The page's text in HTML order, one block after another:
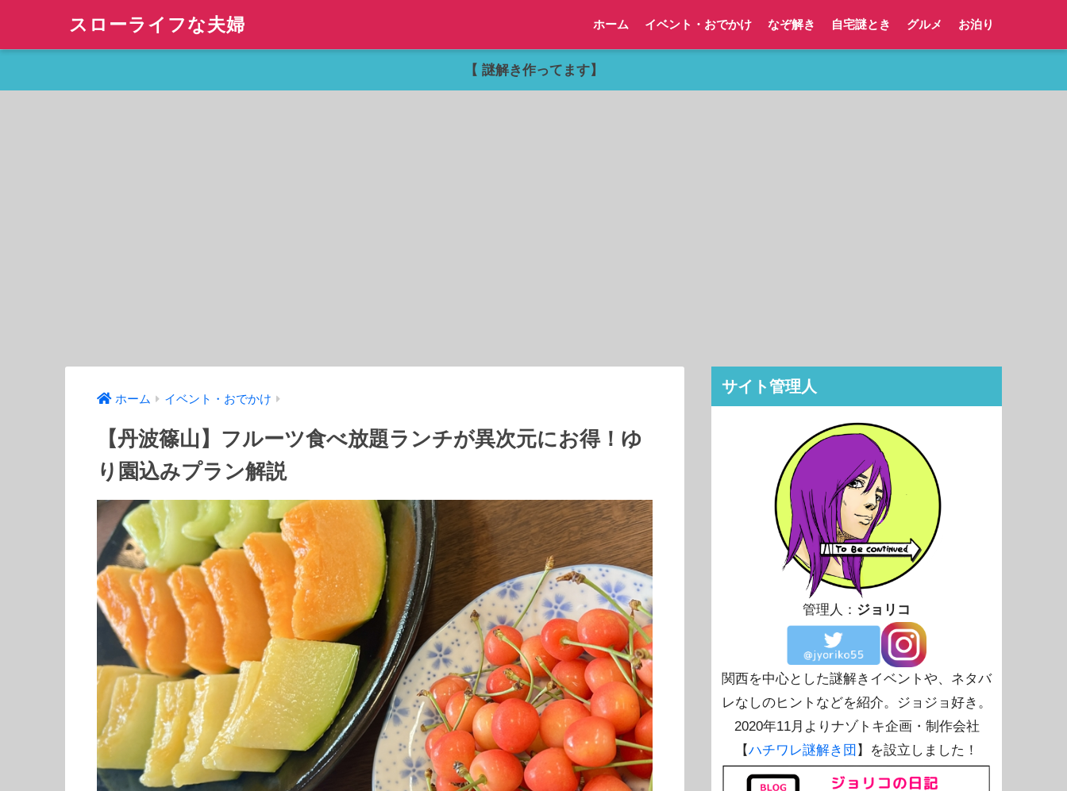
スローライフな夫婦 ホーム イベント・おでかけ なぞ解き 自宅謎とき グルメ お泊り
【 謎解き作ってます】
ホーム イベント・おでかけ
【丹波篠山】フルーツ食べ放題ランチが異次元にお得！ゆ
り園込みプラン解説
サイト管理人
管理人： ジョリコ
関西を中心とした謎解きイベントや、ネタバ
レなしのヒントなどを紹介。ジョジョ好き。
2020年11月よりナゾトキ企画・制作会社
【ハチワレ謎解き団 】を設立しました！